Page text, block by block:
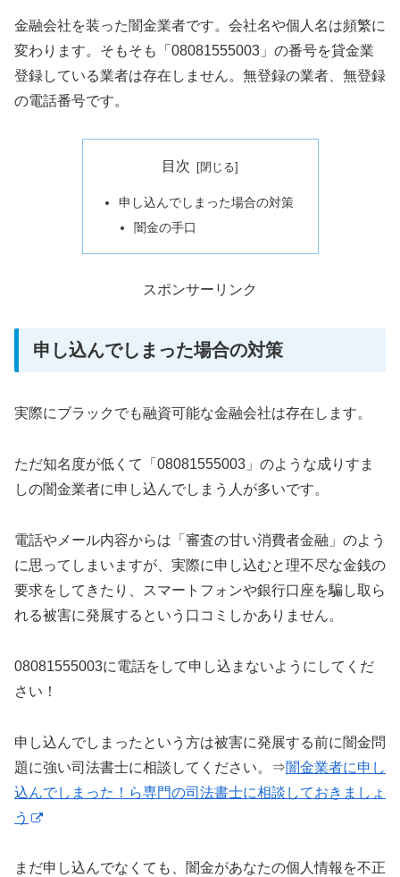
金融会社を装った闇金業者です。会社名や個人名は頻繁に
変わります。そもそも「08081555003」の番号を貸金業
登録している業者は存在しません。無登録の業者、無登録
の電話番号です。
目次
申し込んでしまった場合の対策
闇金の手口
スポンサーリンク
申し込んでしまった場合の対策
実際にブラックでも融資可能な金融会社は存在します。
ただ知名度が低くて「08081555003」のような成りすま
しの闇金業者に申し込んでしまう人が多いです。
電話やメール内容からは「審査の甘い消費者金融」のよう
に思ってしまいますが、実際に申し込むと理不尽な金銭の
要求をしてきたり、スマートフォンや銀行口座を騙し取ら
れる被害に発展するという口コミしかありません。
08081555003に電話をして申し込まないようにしてくだ
さい！
申し込んでしまったという方は被害に発展する前に闇金問
題に強い司法書士に相談してください。⇒闇金業者に申し
込んでしまった！ら専門の司法書士に相談しておきましょ
う
まだ申し込んでなくても、闇金があなたの個人情報を不正